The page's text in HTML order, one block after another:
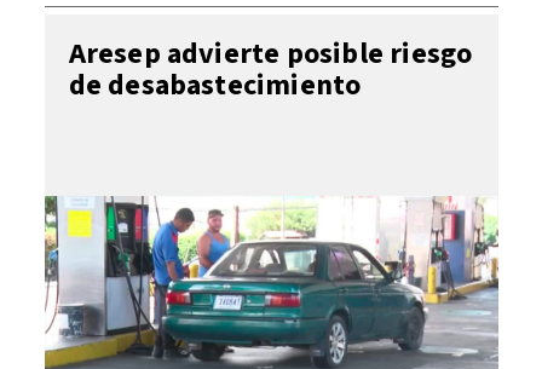
Aresep advierte posible riesgo
de desabastecimiento